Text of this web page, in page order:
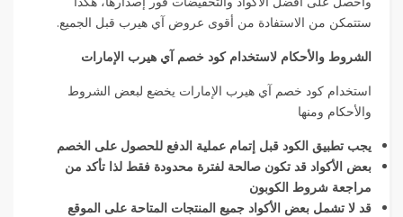
ستتمكن من الاستفادة من أقوى عروض آي هيرب قبل الجميع.
الشروط والأحكام لاستخدام كود خصم آي هيرب الإمارات
استخدام كود خصم آي هيرب الإمارات يخضع لبعض الشروط
والأحكام ومنها
يجب تطبيق الكود قبل إتمام عملية الدفع للحصول على الخصم
بعض الأكواد قد تكون صالحة لفترة محدودة فقط لذا تأكد من
مراجعة شروط الكوبون
قد لا تشمل بعض الأكواد جميع المنتجات المتاحة على الموقع